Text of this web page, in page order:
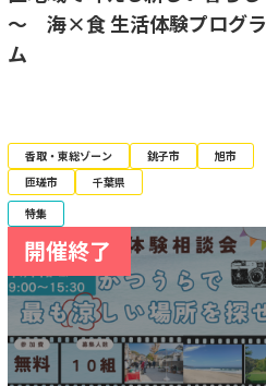
～ 海×食 生活体験プログラ
ム
香取・東総ゾーン 銚子市
旭市
匝瑳市
千葉県
特集